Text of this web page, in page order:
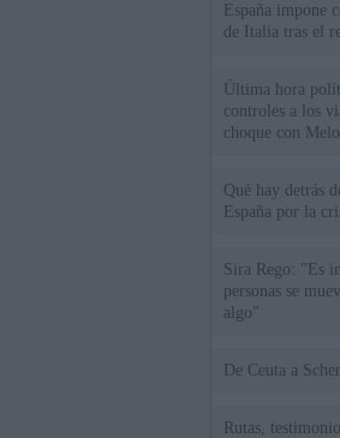
España impone
de Italia tras el
Última hora
controles a los
choque con
Qué hay detrás
España por la
Sira Rego: "Es
personas se
algo"
De
Rutas,